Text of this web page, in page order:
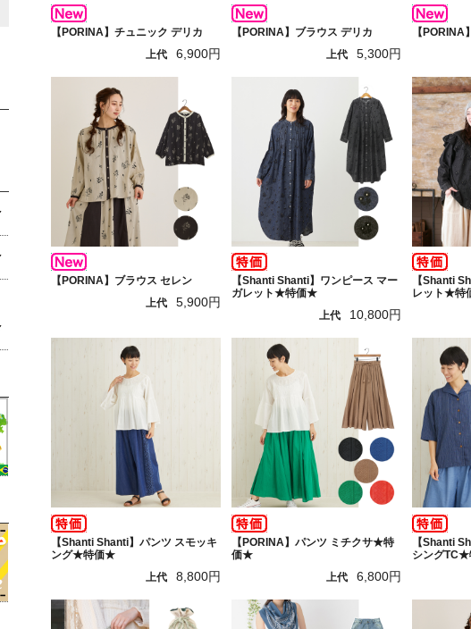
【PORINA】チュニック デリカ
上代
6,900円
【PORINA】ブラウス デリカ
上代
5,300円
【PORINA
【PORINA】ブラウス セレン
上代
5,900円
【Shanti Shanti】ワンピース マー
ガレット★特価★
上代
10,800円
【Shanti
レット★特
【Shanti Shanti】パンツ スモッキ
ング★特価★
上代
8,800円
【PORINA】パンツ ミチクサ★特
価★
上代
6,800円
【Shanti
シング